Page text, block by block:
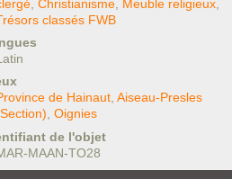
Christianisme Meuble religieux
classés FWB
de Hainaut, Aiseau-Presles
, Oignies
de l'objet
MAAN-TO28